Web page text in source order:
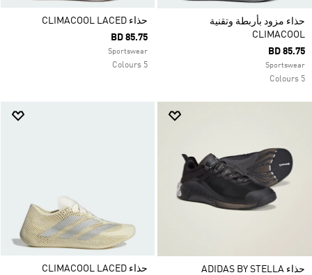
حذاء مزود بأربطة وتقنية
CLIMACOOL
BD 85.75
Sportswear
5 Colours
حذاء CLIMACOOL LACED
BD 85.75
Sportswear
5 Colours
حذاء ADIDAS BY STELLA حذاء CLIMACOOL LACED